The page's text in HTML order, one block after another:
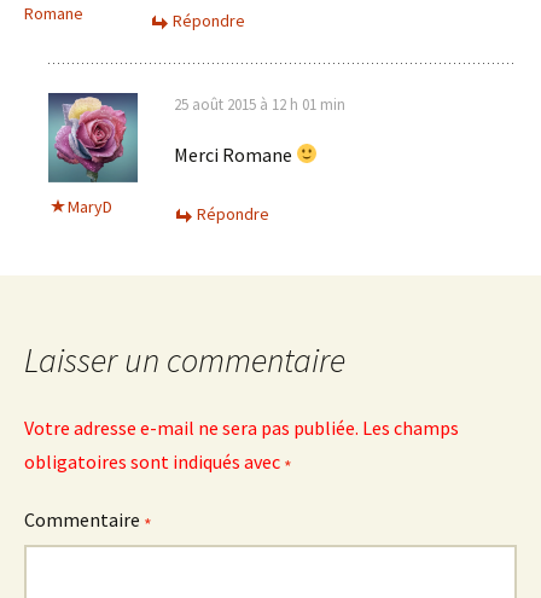
Romane Répondre
MaryD
25 août 2015 à 12 h 01 min
Merci Romane
Répondre
Laisser un commentaire
Votre adresse e-mail ne sera pas publiée. Les champs
obligatoires sont indiqués avec *
Commentaire *